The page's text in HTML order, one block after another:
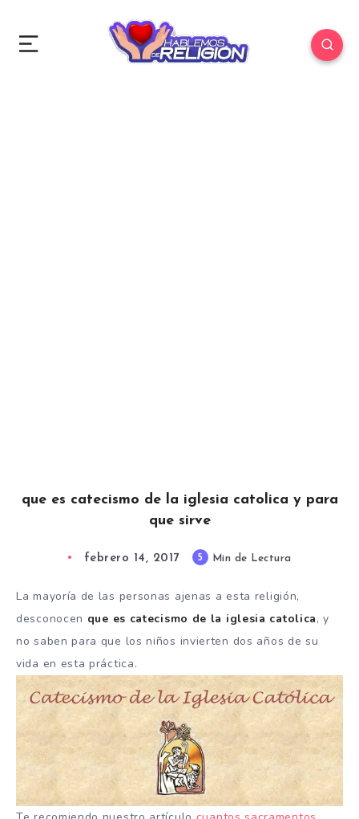
que es catecismo de la iglesia catolica y para
que sirve
febrero 14, 2017 5 Min de Lectura
La mayoría de las personas ajenas a esta religión,
desconocen que es catecismo de la iglesia catolica, y
no saben para que los niños invierten dos años de su
vida en esta práctica.